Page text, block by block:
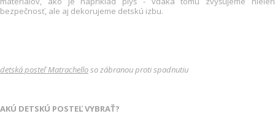
bezpečnosť, ale aj dekorujeme detskú izbu.
detská posteľ Matrachelloso zábranou proti spadnutiu
AKÚ DETSKÚ POSTEĽ VYBRAŤ?